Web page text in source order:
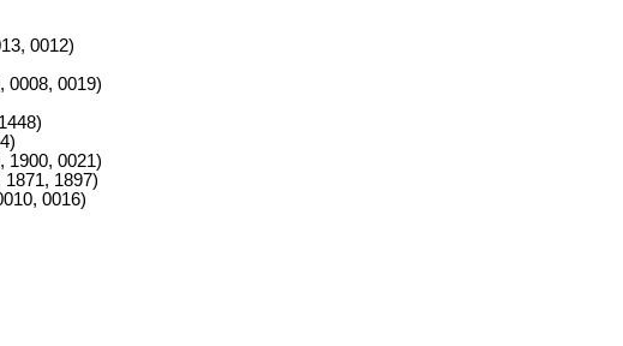
0012)
0008, 0019)
0021)
1897)
0016)